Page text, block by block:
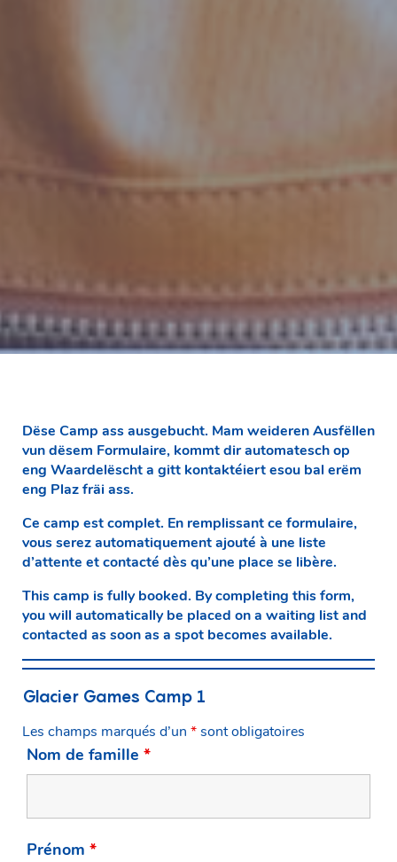
Dëse Camp ass ausgebucht. Mam weideren Ausfëllen
vun dësem Formulaire, kommt dir automatesch op
eng Waardelëscht a gitt kontaktéiert esou bal erëm
eng Plaz fräi ass.
Ce camp est complet. En remplissant ce formulaire,
vous serez automatiquement ajouté à une liste
d’attente et contacté dès qu’une place se libère.
This camp is fully booked. By completing this form,
you will automatically be placed on a waiting list and
contacted as soon as a spot becomes available.
Glacier Games Camp 1
Les champs marqués d’un *sont obligatoires
Nom de famille *
Prénom *